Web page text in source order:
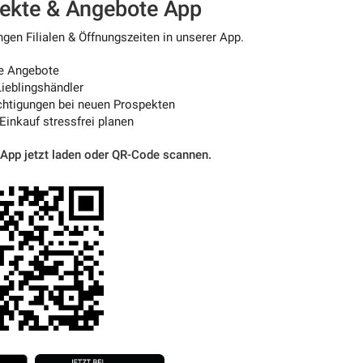
& Angebote App
Filialen & Öffnungszeiten in unserer App.
Angebote
bei neuen Prospekten
stressfrei planen
jetzt laden oder QR-Code scannen.